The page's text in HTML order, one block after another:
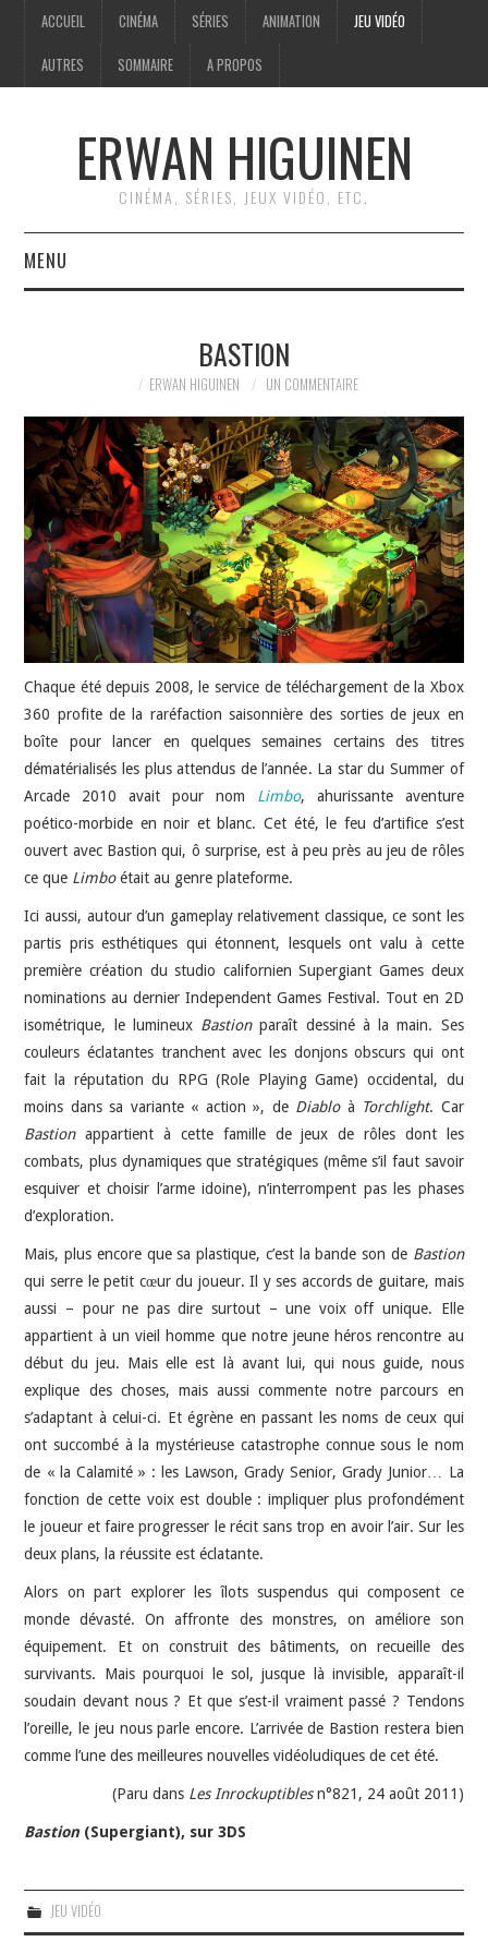
ACCUEIL CINÉMA SÉRIES ANIMATION JEU VIDÉO
AUTRES SOMMAIRE A PROPOS
ERWAN HIGUINEN
CINÉMA, SÉRIES, JEUX VIDÉO, ETC.
MENU
SÉRIES
ANIMATION
JEU VIDÉO
AUTRES
SOMMAIRE
A PROPOS
BASTION
ERWAN HIGUINEN UN COMMENTAIRE
Chaque été depuis 2008, le service de téléchargement de la Xbox
360 profite de la raréfaction saisonnière des sorties de jeux en
boîte pour lancer en quelques semaines certains des titres
dématérialisés les plus attendus de l’année. La star du Summer of
Arcade 2010 avait pour nom Limbo, ahurissante aventure
poético-morbide en noir et blanc. Cet été, le feu d’artifice s’est
ouvert avec Bastion qui, ô surprise, est à peu près au jeu de rôles
ce que Limboétait au genre plateforme.
Ici aussi, autour d’un gameplay relativement classique, ce sont les
partis pris esthétiques qui étonnent, lesquels ont valu à cette
première création du studio californien Supergiant Games deux
nominations au dernier Independent Games Festival. Tout en 2D
isométrique, le lumineux Bastionparaît dessiné à la main. Ses
couleurs éclatantes tranchent avec les donjons obscurs qui ont
fait la réputation du RPG (Role Playing Game) occidental, du
moins dans sa variante « action », de Diabloà Torchlight. Car
Bastionappartient à cette famille de jeux de rôles dont les
combats, plus dynamiques que stratégiques (même s’il faut savoir
esquiver et choisir l’arme idoine), n’interrompent pas les phases
d’exploration.
Mais, plus encore que sa plastique, c’est la bande son de Bastion
qui serre le petit cœur du joueur. Il y ses accords de guitare, mais
aussi – pour ne pas dire surtout – une voix off unique. Elle
appartient à un vieil homme que notre jeune héros rencontre au
début du jeu. Mais elle est là avant lui, qui nous guide, nous
explique des choses, mais aussi commente notre parcours en
s’adaptant à celui-ci. Et égrène en passant les noms de ceux qui
ont succombé à la mystérieuse catastrophe connue sous le nom
de « la Calamité » : les Lawson, Grady Senior, Grady Junior… La
fonction de cette voix est double : impliquer plus profondément
le joueur et faire progresser le récit sans trop en avoir l’air. Sur les
deux plans, la réussite est éclatante.
Alors on part explorer les îlots suspendus qui composent ce
monde dévasté. On affronte des monstres, on améliore son
équipement. Et on construit des bâtiments, on recueille des
survivants. Mais pourquoi le sol, jusque là invisible, apparaît-il
soudain devant nous ? Et que s’est-il vraiment passé ? Tendons
l’oreille, le jeu nous parle encore. L’arrivée de Bastion restera bien
comme l’une des meilleures nouvelles vidéoludiques de cet été.
(Paru dans Les Inrockuptiblesn°821, 24 août 2011)
Bastion (Supergiant), sur 3DS
JEU VIDÉO